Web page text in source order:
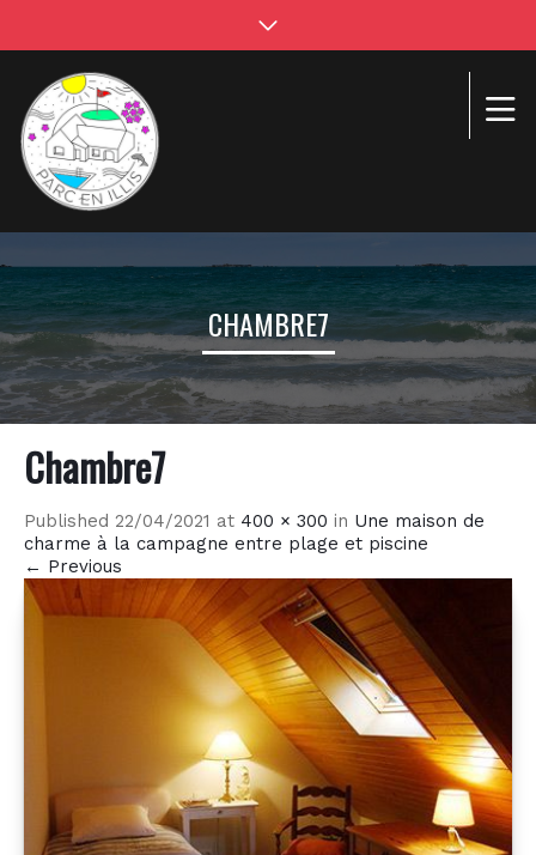
CHAMBRE7
Chambre7
Published 22/04/2021 at 400 × 300 in Une maison de
charme à la campagne entre plage et piscine
← Previous